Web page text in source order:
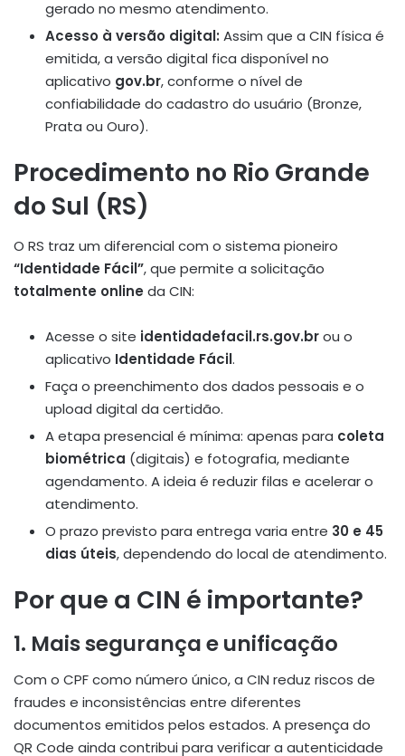
gerado no mesmo atendimento.
Acesso à versão digital: Assim que a CIN física é
emitida, a versão digital fica disponível no
aplicativo gov.br, conforme o nível de
confiabilidade do cadastro do usuário (Bronze,
Prata ou Ouro).
Procedimento no Rio Grande
do Sul (RS)
O RS traz um diferencial com o sistema pioneiro
“Identidade Fácil”, que permite a solicitação
totalmente online da CIN:
Acesse o site identidadefacil.rs.gov.brou o
aplicativo Identidade Fácil.
Faça o preenchimento dos dados pessoais e o
upload digital da certidão.
A etapa presencial é mínima: apenas para coleta
biométrica (digitais) e fotografia, mediante
agendamento. A ideia é reduzir filas e acelerar o
atendimento.
O prazo previsto para entrega varia entre 30 e 45
dias úteis, dependendo do local de atendimento.
Por que a CIN é importante?
1. Mais segurança e unificação
Com o CPF como número único, a CIN reduz riscos de
fraudes e inconsistências entre diferentes
documentos emitidos pelos estados. A presença do
QR Code ainda contribui para verificar a autenticidade